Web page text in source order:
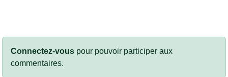
Connectez-vous pour pouvoir participer aux
commentaires.